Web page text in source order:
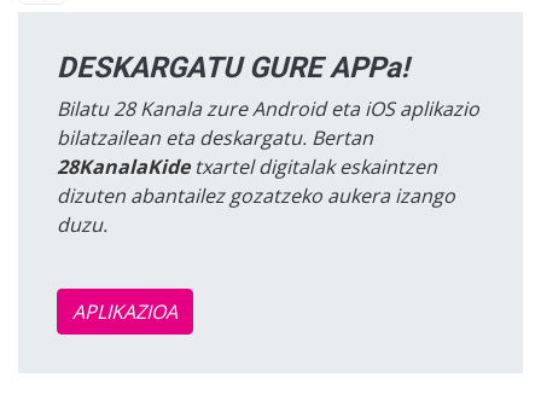
DESKARGATU GURE APPa!
Bilatu 28 Kanala zure Android eta iOS aplikazio
bilatzailean eta deskargatu. Bertan
28KanalaKidetxartel digitalak eskaintzen
dizuten abantailez gozatzeko aukera izango
duzu.
APLIKAZIOA